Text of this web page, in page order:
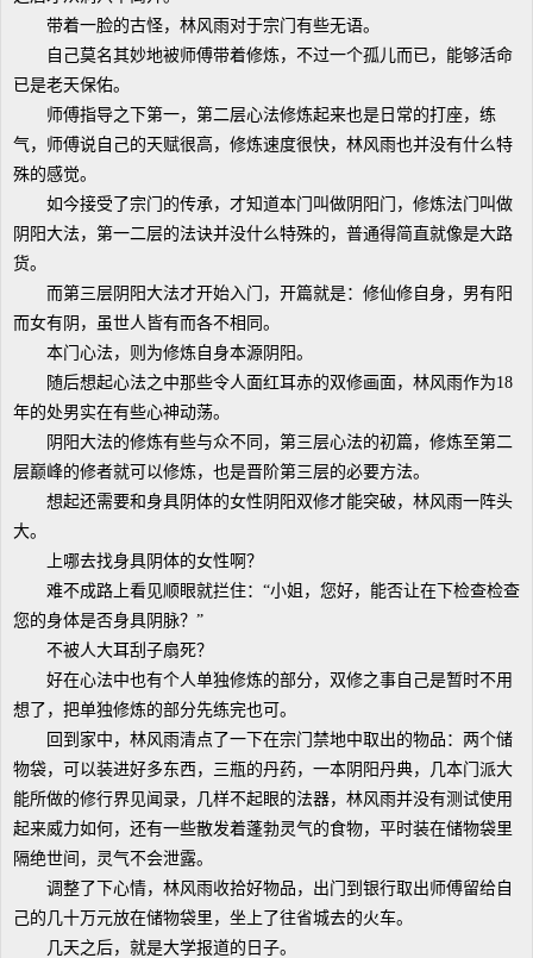
带着一脸的古怪，林风雨对于宗门有些无语。
自己莫名其妙地被师傅带着修炼，不过一个孤儿而已，能够活命
已是老天保佑。
师傅指导之下第一，第二层心法修炼起来也是日常的打座，练
气，师傅说自己的天赋很高，修炼速度很快，林风雨也并没有什么特
殊的感觉。
如今接受了宗门的传承，才知道本门叫做阴阳门，修炼法门叫做
阴阳大法，第一二层的法诀并没什么特殊的，普通得简直就像是大路
货。
而第三层阴阳大法才开始入门，开篇就是：修仙修自身，男有阳
而女有阴，虽世人皆有而各不相同。
本门心法，则为修炼自身本源阴阳。
随后想起心法之中那些令人面红耳赤的双修画面，林风雨作为18
年的处男实在有些心神动荡。
阴阳大法的修炼有些与众不同，第三层心法的初篇，修炼至第二
层巅峰的修者就可以修炼，也是晋阶第三层的必要方法。
想起还需要和身具阴体的女性阴阳双修才能突破，林风雨一阵头
大。
上哪去找身具阴体的女性啊？
难不成路上看见顺眼就拦住：“小姐，您好，能否让在下检查检查
您的身体是否身具阴脉？”
不被人大耳刮子扇死？
好在心法中也有个人单独修炼的部分，双修之事自己是暂时不用
想了，把单独修炼的部分先练完也可。
回到家中，林风雨清点了一下在宗门禁地中取出的物品：两个储
物袋，可以装进好多东西，三瓶的丹药，一本阴阳丹典，几本门派大
能所做的修行界见闻录，几样不起眼的法器，林风雨并没有测试使用
起来威力如何，还有一些散发着蓬勃灵气的食物，平时装在储物袋里
隔绝世间，灵气不会泄露。
调整了下心情，林风雨收拾好物品，出门到银行取出师傅留给自
己的几十万元放在储物袋里，坐上了往省城去的火车。
几天之后，就是大学报道的日子。